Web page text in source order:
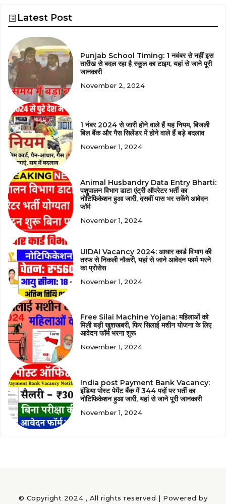
Latest Post
Punjab School Timing: 1 नवंबर से नहीं इस
तारीख से बदल रहा है स्कूल का टाइम, यहां से जाने पूरी
जानकारी
November 2, 2024
1 नंबर 2024 से जारी होने वाले हैं यह नियम, बिजली
बिल बैंक और गैस सिलेंडर में होने वाले हैं बड़े बदलाव
November 1, 2024
Animal Husbandry Data Entry Bharti:
पशुपालन विभाग डाटा एंट्री ऑपरेटर भर्ती का
नोटिफिकेशन हुआ जारी, दसवीं पास भर सकेंगे आवेदन
फॉर्म
November 1, 2024
UIDAI Vacancy 2024: आधार कार्ड विभाग की
तरफ से निकली नौकरी, यहां से जाने आवेदन फार्म भरने
का प्रोसेस
November 1, 2024
Free Silai Machine Yojana: महिलाओं को
मिली बड़ी खुशखबरी, फिर सिलाई मशीन योजना के लिए
आवेदन फॉर्म भरना शुरू
November 1, 2024
India post Payment Bank Vacancy:
इंडिया पोस्ट पेमेंट बैंक में 344 पदों पर भर्ती का
नोटिफिकेशन हुआ जारी, यहां से जाने पूरी जानकारी
November 1, 2024
© Copyright 2024 , All rights reserved | Powered by